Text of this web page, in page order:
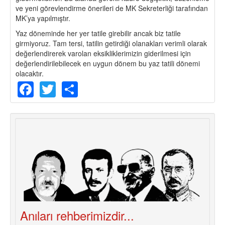
ve yeni görevlendirme önerileri de MK Sekreterliği tarafından
MK’ya yapılmıştır.
Yaz döneminde her yer tatile girebilir ancak biz tatile
girmiyoruz. Tam tersi, tatilin getirdiği olanakları verimli olarak
değerlendirerek varolan eksikliklerimizin giderilmesi için
değerlendirilebilecek en uygun dönem bu yaz tatili dönemi
olacaktır.
Facebook
Twitter
Anıları rehberimizdir...